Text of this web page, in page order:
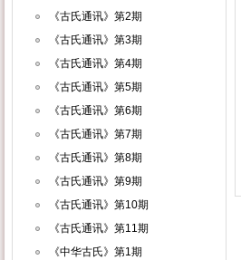
《古氏通讯》第2期
《古氏通讯》第3期
《古氏通讯》第4期
《古氏通讯》第5期
《古氏通讯》第6期
《古氏通讯》第7期
《古氏通讯》第8期
《古氏通讯》第9期
《古氏通讯》第10期
《古氏通讯》第11期
《中华古氏》第1期